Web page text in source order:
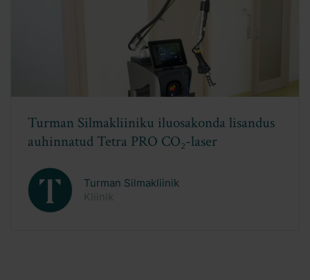
DEKA praktiline koolitus: fookuses Tetra
Pro, Motus Pro ja RedTouch
Turman Silmakliinik
Kliinik